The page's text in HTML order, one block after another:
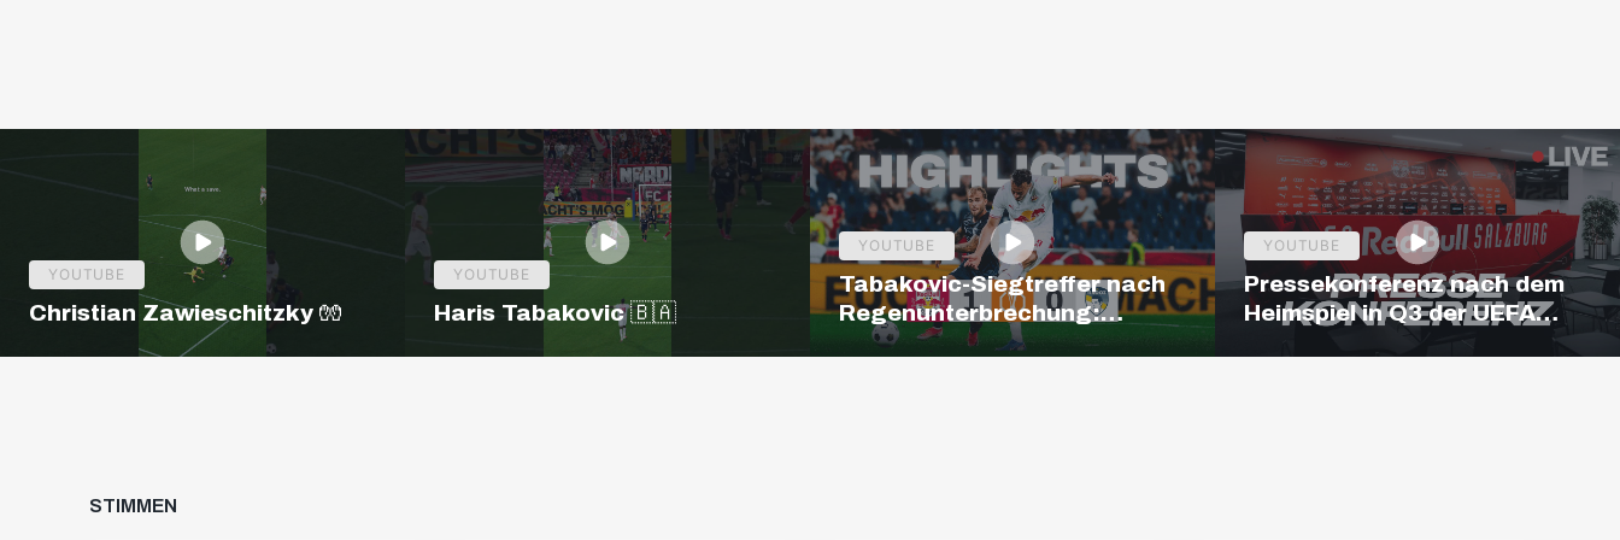
YOUTUBE
Christian Zawieschitzky 🧤
YOUTUBE
Haris Tabakovic 🇧🇦
YOUTUBE
Tabakovic-Siegtreffer nach
Regenunterbrechung:
Salzburg – Pafos | Highlights
YOUTUBE
Pressekonferenz nach dem
Heimspiel in Q3 der UEFA
STIMMEN